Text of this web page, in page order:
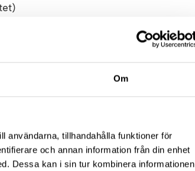
Om
användarna, tillhandahålla funktioner för
och annan information från din enhet
Dessa kan i sin tur kombinera informationen
situationer skapar stress? Vad
till bostadshuset. Det är